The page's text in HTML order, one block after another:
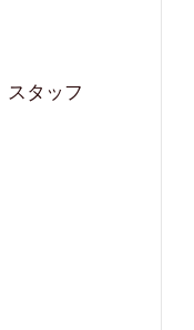
スタッフ